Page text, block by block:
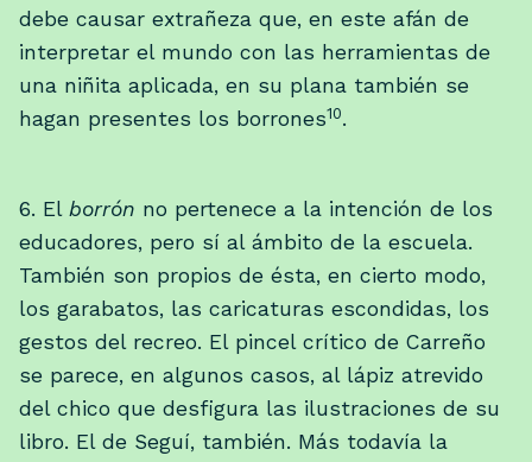
debe causar extrañeza que, en este afán de
interpretar el mundo con las herramientas de
una niñita aplicada, en su plana también se
hagan presentes los borrones10.
6. El borrón no pertenece a la intención de los
educadores, pero sí al ámbito de la escuela.
También son propios de ésta, en cierto modo,
los garabatos, las caricaturas escondidas, los
gestos del recreo. El pincel crítico de Carreño
se parece, en algunos casos, al lápiz atrevido
del chico que desfigura las ilustraciones de su
libro. El de Seguí, también. Más todavía la